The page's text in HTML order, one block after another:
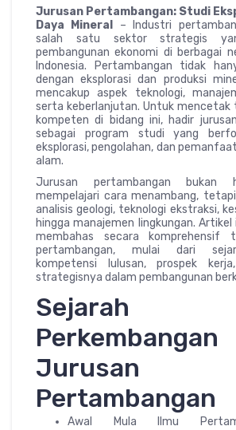
Jurusan Pertambangan: Studi
Daya Mineral
– Industri
salah satu sektor strategis
pembangunan ekonomi di berbagai
Indonesia. Pertambangan tidak
dengan eksplorasi dan produksi
mencakup aspek teknologi,
serta keberlanjutan. Untuk mencetak
kompeten di bidang ini, hadir
sebagai program studi yang
eksplorasi, pengolahan, dan
alam.
Jurusan pertambangan bukan
mempelajari cara menambang,
analisis geologi, teknologi ekstraksi,
hingga manajemen lingkungan. Artikel
membahas secara komprehensif
pertambangan, mulai dari
kompetensi lulusan, prospek
strategisnya dalam pembangunan
Sejarah
Perkembangan
Jurusan
Pertambangan
Awal Mula Ilmu